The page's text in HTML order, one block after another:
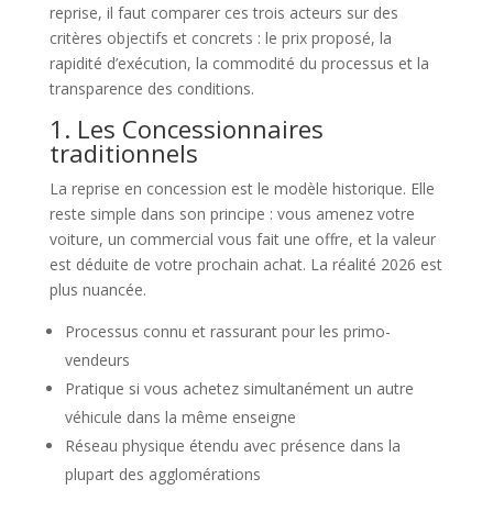
reprise, il faut comparer ces trois acteurs sur des
critères objectifs et concrets : le prix proposé, la
rapidité d’exécution, la commodité du processus et la
transparence des conditions.
1. Les Concessionnaires
traditionnels
La reprise en concession est le modèle historique. Elle
reste simple dans son principe : vous amenez votre
voiture, un commercial vous fait une offre, et la valeur
est déduite de votre prochain achat. La réalité 2026 est
plus nuancée.
Processus connu et rassurant pour les primo-
vendeurs
Pratique si vous achetez simultanément un autre
véhicule dans la même enseigne
Réseau physique étendu avec présence dans la
plupart des agglomérations